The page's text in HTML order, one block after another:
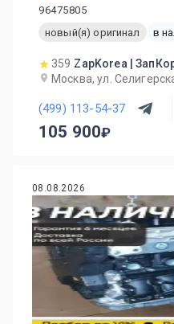
96475805
новый(я) оригинал
в
359 ZapKorea |
Москва, ул.
(499) 113-54-37
105 900
08.08.2026